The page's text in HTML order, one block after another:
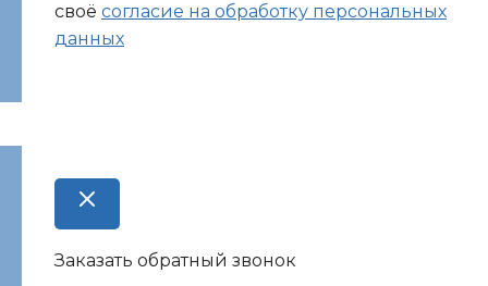
своё согласие на обработку персональных
данных
Заказать обратный звонок